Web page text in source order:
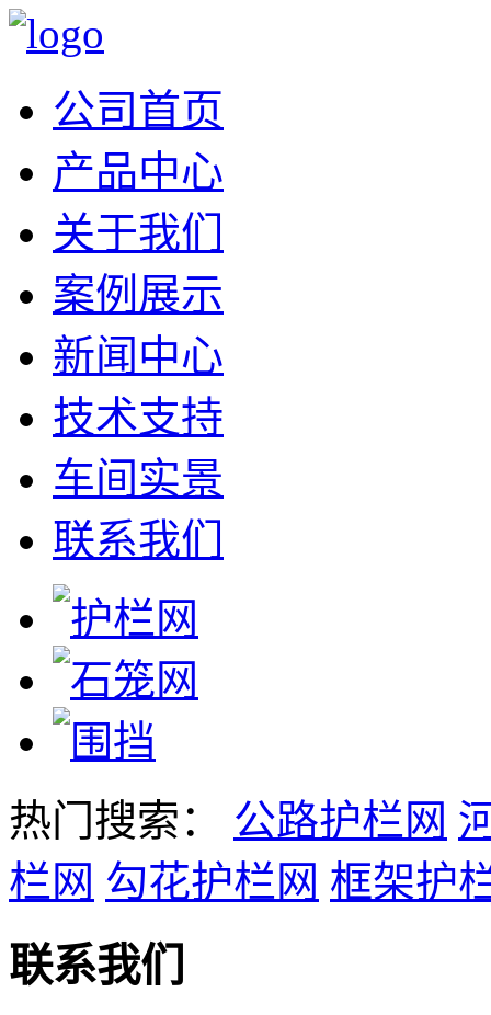
公司首页
产品中心
关于我们
案例展示
新闻中心
技术支持
车间实景
联系我们
热门搜索： 公路护栏网
栏网 勾花护栏网 框架护
联系我们